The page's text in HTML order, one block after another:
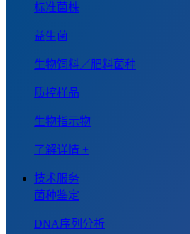
标准菌株
益生菌
生物饲料／肥料菌种
质控样品
生物指示物
了解详情 +
技术服务
菌种鉴定
DNA序列分析